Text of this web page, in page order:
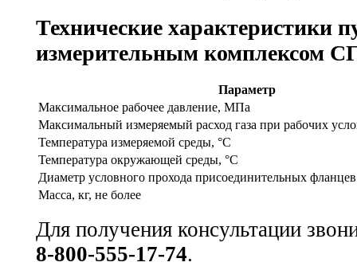
Технические характеристики
измерительным комплексом
Параметр
Максимальное рабочее давление, МПа
Максимальный измеряемый расход газа при рабочих
Температура измеряемой среды, °С
Температура окружающей среды, °С
Диаметр условного прохода присоединительных
Масса, кг, не более
Для получения консультации
8-800-555-17-74.